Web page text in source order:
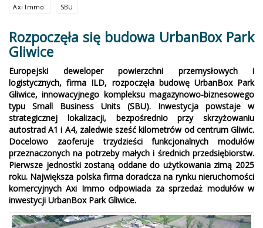
Axi Immo SBU
Rozpoczęła się budowa UrbanBox Park
Gliwice
Europejski deweloper powierzchni przemysłowych i
logistycznych, firma ILD, rozpoczęła budowę UrbanBox Park
Gliwice, innowacyjnego kompleksu magazynowo-biznesowego
typu Small Business Units (SBU). Inwestycja powstaje w
strategicznej lokalizacji, bezpośrednio przy skrzyżowaniu
autostrad A1 i A4, zaledwie sześć kilometrów od centrum Gliwic.
Docelowo zaoferuje trzydzieści funkcjonalnych modułów
przeznaczonych na potrzeby małych i średnich przedsiębiorstw.
Pierwsze jednostki zostaną oddane do użytkowania zimą 2025
roku. Największa polska firma doradcza na rynku nieruchomości
komercyjnych Axi Immo odpowiada za sprzedaż modułów w
inwestycji UrbanBox Park Gliwice.